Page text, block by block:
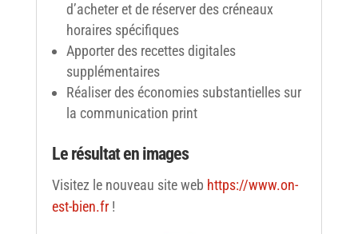
d’acheter et de réserver des créneaux
horaires spécifiques
Apporter des recettes digitales
supplémentaires
Réaliser des économies substantielles sur
la communication print
Le résultat en images
Visitez le nouveau site web https://www.on-
est-bien.fr!